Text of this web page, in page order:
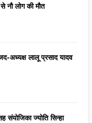
नौ लोग की मौत
अध्यक्ष लालू प्रसाद यादव
संयोजिका ज्योति सिन्हा